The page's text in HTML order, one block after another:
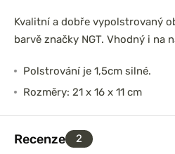
Kvalitní a dobře vypolstrovaný
barvě značky NGT. Vhodný i na
Polstrování je 1,5cm silné.
Rozměry: 21 x 16 x 11 cm
Recenze 2